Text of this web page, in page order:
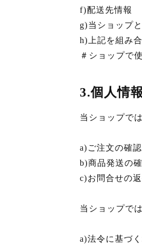
f)配送先情報
g)当ショップ
h)上記を組み
＃ショップで
3.個人情
当ショップで
a)ご注文の確
b)商品発送の
c)お問合せの
当ショップで
a)法令に基づ